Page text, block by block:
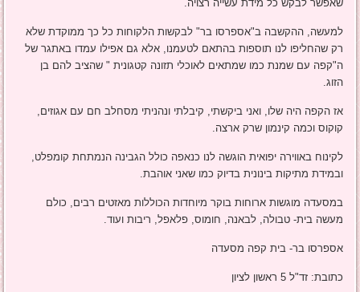
שאפשר לבקש כל מידת עשייה רצויה.
למעשה, ההקשבה ב"אספרסו בר" לבקשות הלקוחות כל כך ממוקדת שלא
רק שהחליפו לנו תוספות בהתאם לטעמנו, אלא גם אפילו עמדו באתגר של
ה"קפה עם שמנת כמו שמתאים לאוכלי תזונה קטגונית " שהציב להם בן
הזוג.
אז הקפה היה שלו, ואני ביקשתי, קיבלתי ונהניתי מסחלב חם עם אגוזים,
קוקוס וכמה קינמון שרק ארצה.
לקינוח באווירה יפואית הוגשה לנו כנאפה כולל הגבינה הנמתחת קומפלט,
ובמידת מתיקות בינונית בדיוק כמו שאני אוהבת.
במסעדה מוגשות ארוחות בוקר מיוחדות הכוללות מאזטים רבים, כולם
מעשה בית- טבולה, לבאנה, חומוס, פלאפל, ריבות ועוד.
אספרסו בר- בית קפה מסעדה
כתובת: זד"ל 5 ראשון לציון